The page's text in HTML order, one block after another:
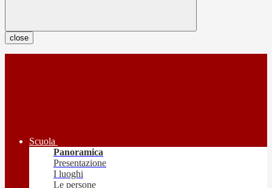
close
Scuola
Panoramica
Presentazione
I luoghi
Le persone